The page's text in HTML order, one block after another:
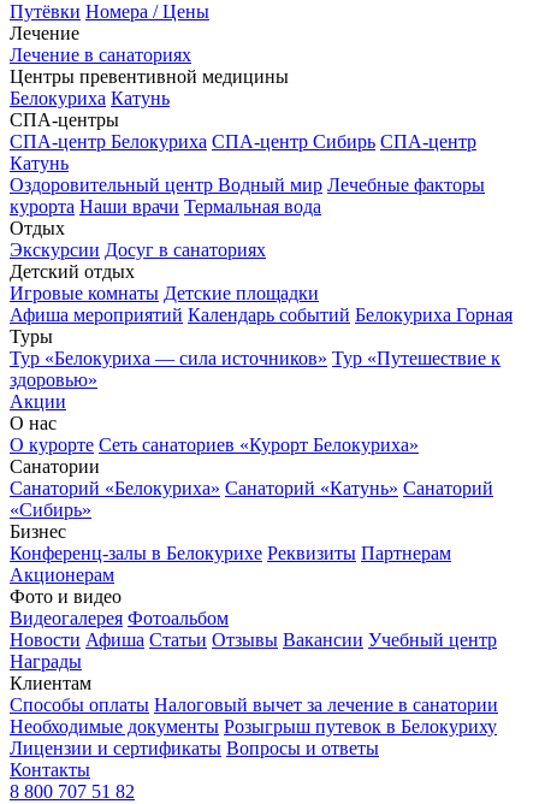
Путёвки Номера / Цены
Лечение
Лечение в санаториях
Центры превентивной медицины
Белокуриха Катунь
СПА-центры
СПА-центр Белокуриха СПА-центр Сибирь СПА-центр
Катунь
Оздоровительный центр Водный мир Лечебные факторы
курорта Наши врачи Термальная вода
Отдых
Экскурсии Досуг в санаториях
Детский отдых
Игровые комнаты Детские площадки
Афиша мероприятий Календарь событий Белокуриха Горная
Туры
Тур «Белокуриха — сила источников» Тур «Путешествие к
здоровью»
Акции
О нас
О курорте Сеть санаториев «Курорт Белокуриха»
Санатории
Санаторий «Белокуриха» Санаторий «Катунь» Санаторий
«Сибирь»
Бизнес
Конференц-залы в Белокурихе Реквизиты Партнерам
Акционерам
Фото и видео
Видеогалерея Фотоальбом
Новости Афиша Статьи Отзывы Вакансии Учебный центр
Награды
Клиентам
Способы оплаты Налоговый вычет за лечение в санатории
Необходимые документы Розыгрыш путевок в Белокуриху
Лицензии и сертификаты Вопросы и ответы
Контакты
8 800 707 51 82